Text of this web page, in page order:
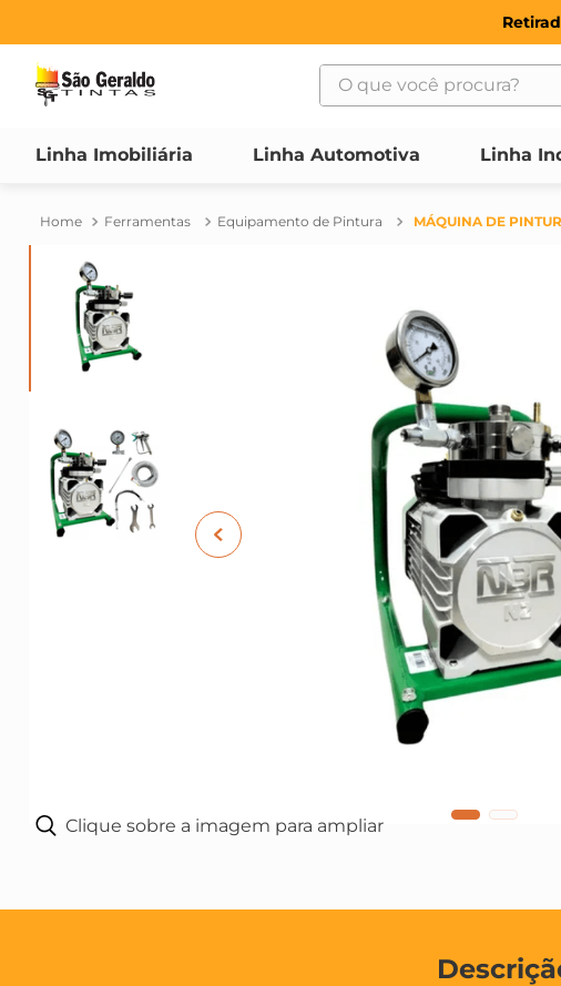
O que você procura?
Linha Imobiliária Linha Automotiva Linha
Ferramentas Equipamento de Pintura MÁQUINA DE
Clique sobre a imagem para ampliar
1º
suvinil
vonder
montana
massa corrida
maquinas
massa acrilica
tinta acrilica